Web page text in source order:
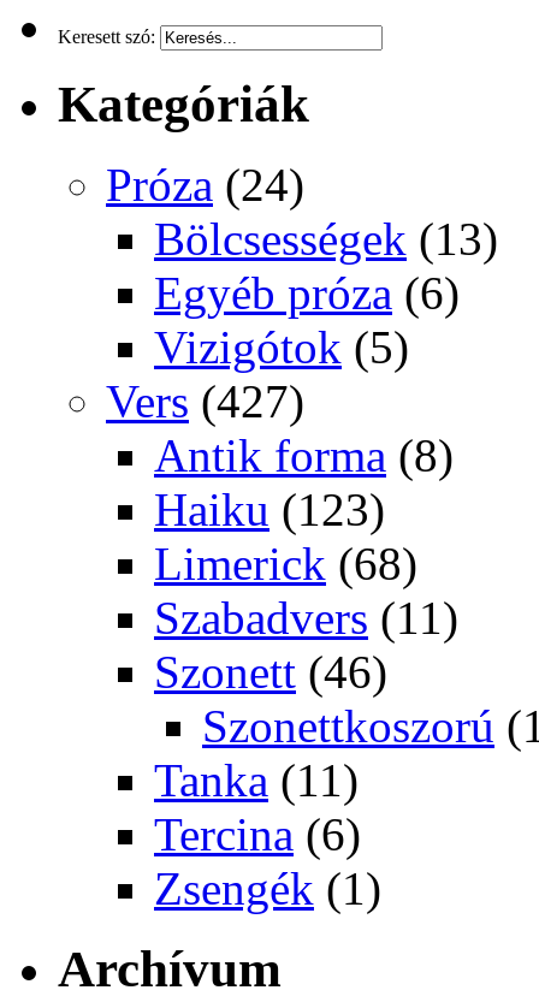
Keresett szó:
Kategóriák
Próza (24)
Bölcsességek (13)
Egyéb próza (6)
Vizigótok (5)
Vers (427)
Antik forma (8)
Haiku (123)
Limerick (68)
Szabadvers (11)
Szonett (46)
Szonettkoszorú
Tanka (11)
Tercina (6)
Zsengék (1)
Archívum